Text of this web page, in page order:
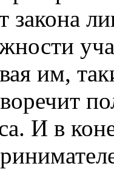
закона
им,
И в